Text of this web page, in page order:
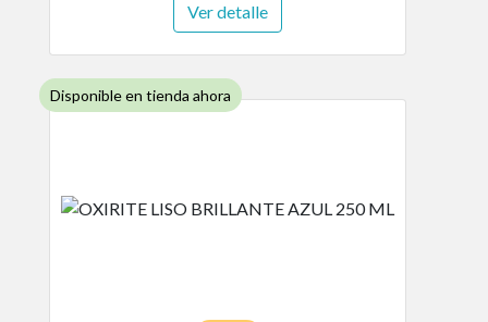
Ver detalle
Disponible en tienda ahora